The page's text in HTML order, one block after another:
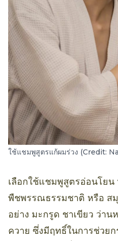
ใช้แชมพูสูตรแก้ผมร่วง (Credit:
เลือกใช้แชมพูสูตรอ่อนโย
พืชพรรณธรรมชาติ หรือ ส
อย่าง มะกรูด ชาเขียว ว่าน
ควาย ซึ่งมีฤทธิ์ในการช่วย